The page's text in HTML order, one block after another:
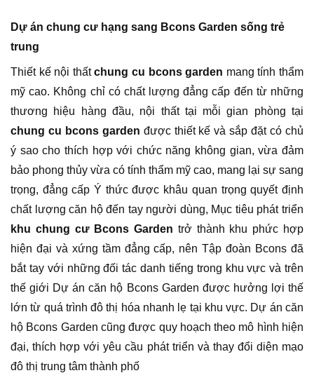
Dự án chung cư hạng sang Bcons Garden sống trẻ
trung
Thiết kế nội thấtchung cu bcons garden mang tính thẩm
mỹ cao. Không chỉ có chất lượng đẳng cấp đến từ những
thương hiệu hàng đầu, nội thất tại mỗi gian phòng tại
chung cu bcons garden được thiết kế và sắp đặt có chủ
ý sao cho thích hợp với chức năng không gian, vừa đảm
bảo phong thủy vừa có tính thẩm mỹ cao, mang lại sự sang
trọng, đẳng cấp Ý thức được khâu quan trọng quyết định
chất lượng căn hộ đến tay người dùng, Mục tiêu phát triển
khu chung cư Bcons Garden trở thành khu phức hợp
hiện đại và xứng tầm đẳng cấp, nên Tập đoàn Bcons đã
bắt tay với những đối tác danh tiếng trong khu vực và trên
thế giới Dự án căn hộ Bcons Garden được hưởng lợi thế
lớn từ quá trình đô thị hóa nhanh lẹ tại khu vực. Dự án căn
hộ Bcons Garden cũng được quy hoạch theo mô hình hiện
đại, thích hợp với yêu cầu phát triển và thay đổi diện mạo
đô thị trung tâm thành phố